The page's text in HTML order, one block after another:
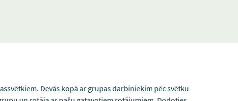
Devās kopā ar grupas darbiniekim pēc svētku